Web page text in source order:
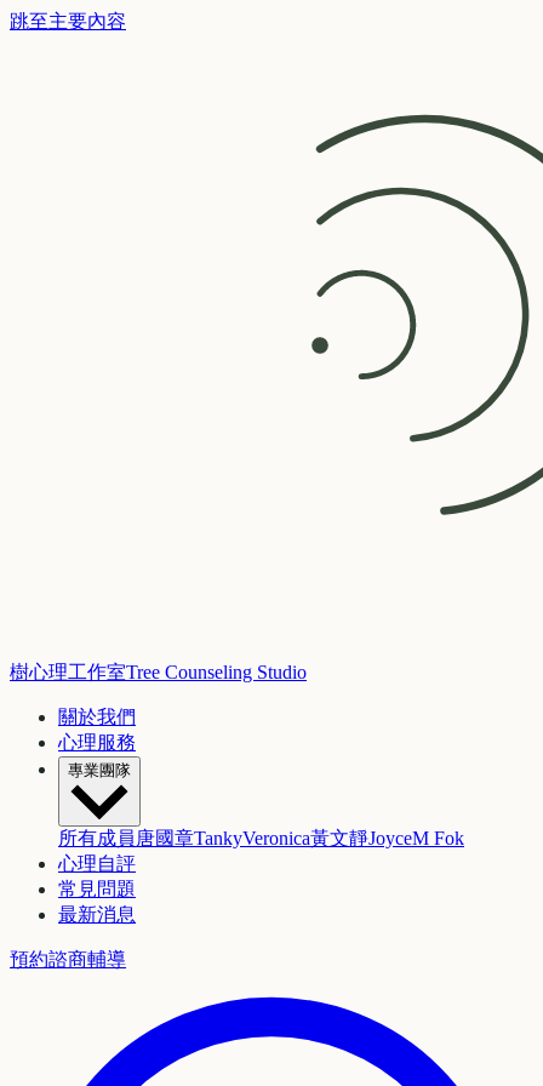
跳至主要內容
樹心理工作室Tree Counseling Studio
關於我們
心理服務
專業團隊
所有成員 唐國章TankyVeronica黃文靜JoyceM Fok
心理自評
常見問題
最新消息
預約諮商輔導